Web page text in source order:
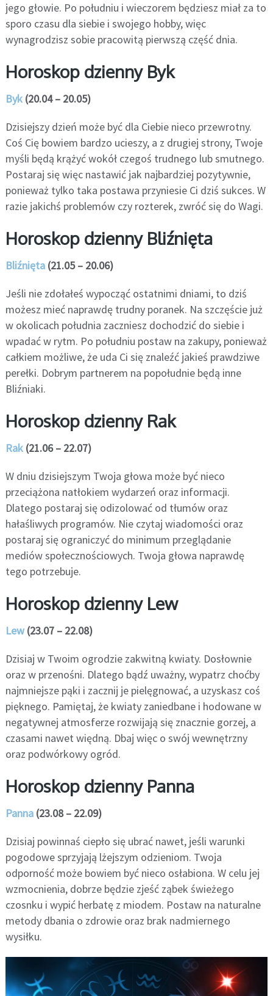
jego głowie. Po południu i wieczorem będziesz miał za to
sporo czasu dla siebie i swojego hobby, więc
wynagrodzisz sobie pracowitą pierwszą część dnia.
Horoskop dzienny Byk
Byk(20.04 – 20.05)
Dzisiejszy dzień może być dla Ciebie nieco przewrotny.
Coś Cię bowiem bardzo ucieszy, a z drugiej strony, Twoje
myśli będą krążyć wokół czegoś trudnego lub smutnego.
Postaraj się więc nastawić jak najbardziej pozytywnie,
ponieważ tylko taka postawa przyniesie Ci dziś sukces. W
razie jakichś problemów czy rozterek, zwróć się do Wagi.
Horoskop dzienny Bliźnięta
Bliźnięta(21.05 – 20.06)
Jeśli nie zdołałeś wypocząć ostatnimi dniami, to dziś
możesz mieć naprawdę trudny poranek. Na szczęście już
w okolicach południa zaczniesz dochodzić do siebie i
wpadać w rytm. Po południu postaw na zakupy, ponieważ
całkiem możliwe, że uda Ci się znaleźć jakieś prawdziwe
perełki. Dobrym partnerem na popołudnie będą inne
Bliźniaki.
Horoskop dzienny Rak
Rak(21.06 – 22.07)
W dniu dzisiejszym Twoja głowa może być nieco
przeciążona natłokiem wydarzeń oraz informacji.
Dlatego postaraj się odizolować od tłumów oraz
hałaśliwych programów. Nie czytaj wiadomości oraz
postaraj się ograniczyć do minimum przeglądanie
mediów społecznościowych. Twoja głowa naprawdę
tego potrzebuje.
Horoskop dzienny Lew
Lew(23.07 – 22.08)
Dzisiaj w Twoim ogrodzie zakwitną kwiaty. Dosłownie
oraz w przenośni. Dlatego bądź uważny, wypatrz choćby
najmniejsze pąki i zacznij je pielęgnować, a uzyskasz coś
pięknego. Pamiętaj, że kwiaty zaniedbane i hodowane w
negatywnej atmosferze rozwijają się znacznie gorzej, a
czasami nawet więdną. Dbaj więc o swój wewnętrzny
oraz podwórkowy ogród.
Horoskop dzienny Panna
Panna(23.08 – 22.09)
Dzisiaj powinnaś ciepło się ubrać nawet, jeśli warunki
pogodowe sprzyjają lżejszym odzieniom. Twoja
odporność może bowiem być nieco osłabiona. W celu jej
wzmocnienia, dobrze będzie zjeść ząbek świeżego
czosnku i wypić herbatę z miodem. Postaw na naturalne
metody dbania o zdrowie oraz brak nadmiernego
wysiłku.